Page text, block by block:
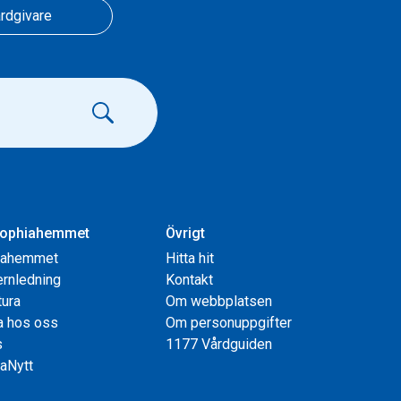
hos oss
Övrigt
Hitta hit
Kontakt
Om webbplatsen
Om personuppgifter
1177 Vårdguiden